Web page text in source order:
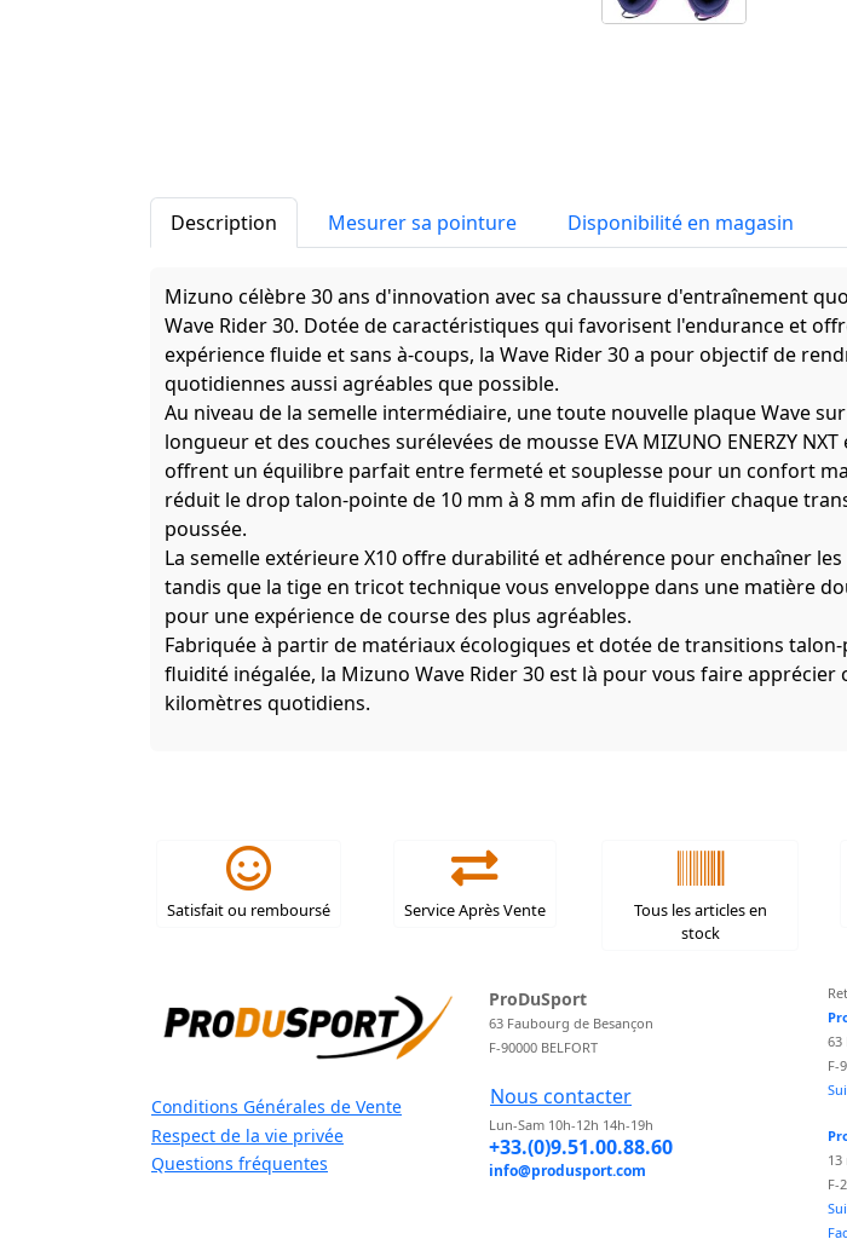
Description Mesurer sa pointure Disponibilité en magasin
Mizuno célèbre 30 ans d'innovation avec sa chaussure d'entraînement
Wave Rider 30. Dotée de caractéristiques qui favorisent l'endurance et
expérience fluide et sans à-coups, la Wave Rider 30 a pour objectif de
quotidiennes aussi agréables que possible.
Au niveau de la semelle intermédiaire, une toute nouvelle plaque Wave
longueur et des couches surélevées de mousse EVA MIZUNO ENERZY
offrent un équilibre parfait entre fermeté et souplesse pour un confort
réduit le drop talon-pointe de 10 mm à 8 mm afin de fluidifier chaque
poussée.
La semelle extérieure X10 offre durabilité et adhérence pour enchaîner
tandis que la tige en tricot technique vous enveloppe dans une matière
pour une expérience de course des plus agréables.
Fabriquée à partir de matériaux écologiques et dotée de transitions
fluidité inégalée, la Mizuno Wave Rider 30 est là pour vous faire apprécier
kilomètres quotidiens.
Satisfait ou remboursé Service Après Vente
Tous les articles en
stock
Conditions Générales de Vente
Respect de la vie privée
Questions fréquentes
ProDuSport
63 Faubourg de Besançon
F-90000 BELFORT
Nous contacter
Lun-Sam 10h-12h 14h-19h
+33.(0)9.51.00.88.60
info@produsport.com
63
F-
F-